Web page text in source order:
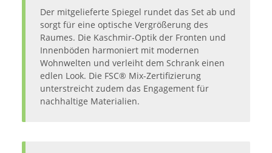
Der mitgelieferte Spiegel rundet das Set ab und
sorgt für eine optische Vergrößerung des
Raumes. Die Kaschmir-Optik der Fronten und
Innenböden harmoniert mit modernen
Wohnwelten und verleiht dem Schrank einen
edlen Look. Die FSC® Mix-Zertifizierung
unterstreicht zudem das Engagement für
nachhaltige Materialien.